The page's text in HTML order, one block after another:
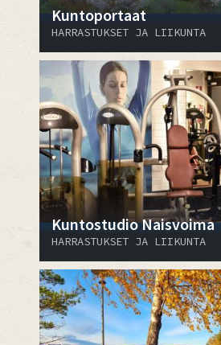
Kuntoportaat
HARRASTUKSET JA LIIKUNTA
Kuntostudio Naisvoima
HARRASTUKSET JA LIIKUNTA